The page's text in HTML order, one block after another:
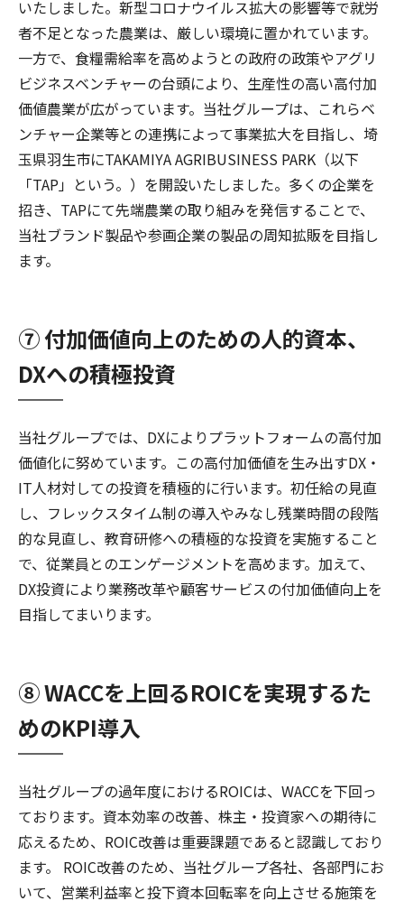
いたしました。新型コロナウイルス拡大の影響等で就労
者不足となった農業は、厳しい環境に置かれています。
一方で、食糧需給率を高めようとの政府の政策やアグリ
ビジネスベンチャーの台頭により、生産性の高い高付加
価値農業が広がっています。当社グループは、これらベ
ンチャー企業等との連携によって事業拡大を目指し、埼
玉県羽生市にTAKAMIYA AGRIBUSINESS PARK（以下
「TAP」という。）を開設いたしました。多くの企業を
招き、TAPにて先端農業の取り組みを発信することで、
当社ブランド製品や参画企業の製品の周知拡販を目指し
ます。
⑦ 付加価値向上のための人的資本、
DXへの積極投資
当社グループでは、DXによりプラットフォームの高付加
価値化に努めています。この高付加価値を生み出すDX・
IT人材対しての投資を積極的に行います。初任給の見直
し、フレックスタイム制の導入やみなし残業時間の段階
的な見直し、教育研修への積極的な投資を実施すること
で、従業員とのエンゲージメントを高めます。加えて、
DX投資により業務改革や顧客サービスの付加価値向上を
目指してまいります。
⑧ WACCを上回るROICを実現するた
めのKPI導入
当社グループの過年度におけるROICは、WACCを下回っ
ております。資本効率の改善、株主・投資家への期待に
応えるため、ROIC改善は重要課題であると認識しており
ます。 ROIC改善のため、当社グループ各社、各部門にお
いて、営業利益率と投下資本回転率を向上させる施策を